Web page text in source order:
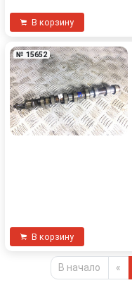
В корзину
№ 15652
В корзину
В начало «